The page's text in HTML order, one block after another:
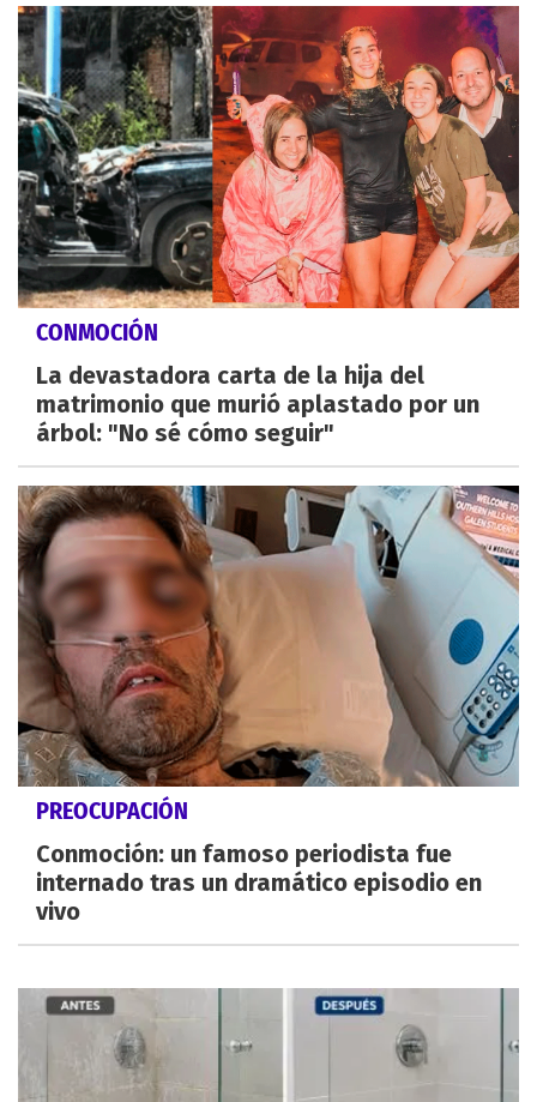
CONMOCIÓN
La devastadora carta de la hija del
matrimonio que murió aplastado por un
árbol: "No sé cómo seguir"
PREOCUPACIÓN
Conmoción: un famoso periodista fue
internado tras un dramático episodio en
vivo